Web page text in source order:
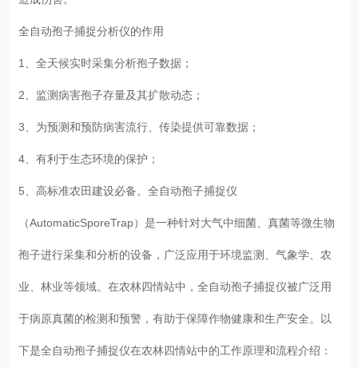
全自动孢子捕捉分析仪的作用
1、全天候实时采集分析孢子数据；
2、监测病害孢子存量及其扩散动态；
3、为预测和预防病害流行、传染提供可靠数据；
4、有利于生态环境的保护；
5、高标准农田建设必备。全自动孢子捕捉仪
（AutomaticSporeTrap）是一种针对大气中细菌、真菌等微生物
孢子进行采集和分析的设备，广泛应用于环境监测、气象学、农
业、林业等领域。在农林四情站中，全自动孢子捕捉仪被广泛用
于病原真菌的检测和预警，有助于保障作物健康和生产安全。以
下是全自动孢子捕捉仪在农林四情站中的工作原理和流程介绍：